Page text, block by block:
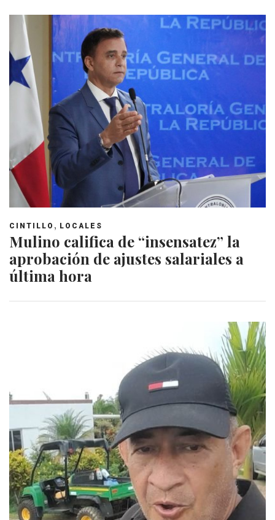
CINTILLO , LOCALES
Mulino califica de “insensatez” la
aprobación de ajustes salariales a
última hora